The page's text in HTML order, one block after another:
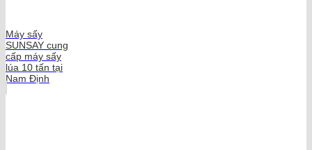
Máy sấy
SUNSAY cung
cấp máy sấy
lúa 10 tấn tại
Nam Định